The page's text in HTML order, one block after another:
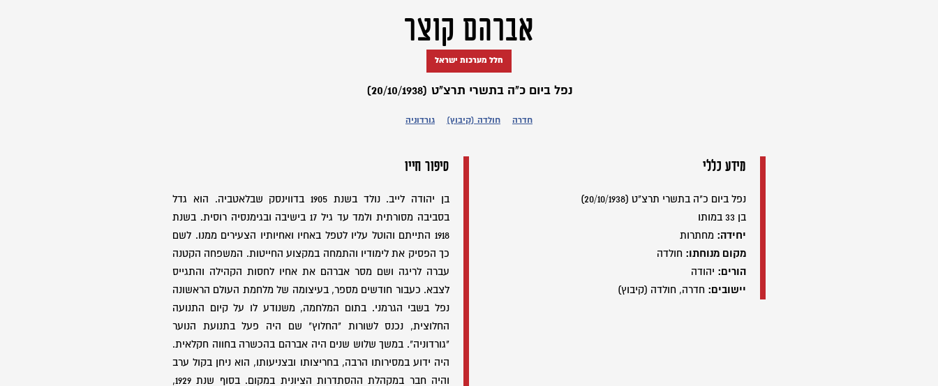
אברהם קוצר
חלל מערכות ישראל
נפל ביום כ"ה בתשרי תרצ"ט (20/10/1938)
חדרה חולדה (קיבוץ) גורדוניה
מידע כללי
נפל ביום כ"ה בתשרי תרצ"ט (20/10/1938)
בן 33 במותו
יחידה: מחתרות
מקום מנוחתו: חולדה
הורים: יהודה
יישובים: חדרה, חולדה (קיבוץ)
סיפור חייו
בן יהודה לייב. נולד בשנת 1905 בדווינסק שבלאטביה. הוא גדל
בסביבה מסורתית ולמד עד גיל 17 בישיבה ובגימנסיה רוסית. בשנת
1918 התייתם והוטל עליו לטפל באחיו ואחיותיו הצעירים ממנו. לשם
כך הפסיק את לימודיו והתמחה במקצוע החייטות. המשפחה הקטנה
עברה לריגה ושם מסר אברהם את אחיו לחסות הקהילה והתגייס
לצבא. כעבור חודשים מספר, בעיצומה של מלחמת העולם הראשונה
נפל בשבי הגרמני. בתום המלחמה, משנודע לו על קיום התנועה
החלוצית, נכנס לשורות "החלוץ" שם היה פעל בתנועת הנוער
"גורדוניה". במשך שלוש שנים היה אברהם בהכשרה בחווה חקלאית.
היה ידוע במסירותו הרבה, בחריצותו ובצניעותו, הוא ניחן בקול ערב
והיה חבר במקהלת ההסתדרות הציונית במקום. בסוף שנת 1929,